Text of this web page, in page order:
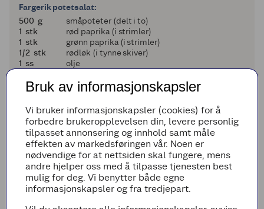
Fargerik potetsalat:
500
500 g
småpoteter (delt i to)
11 stk
rød paprika (i strimler)
11 stk
grønn paprika (i strimler)
en halv
1/2 stk
rødløk (i tynne skiver)
11 ss
olje
Topping:
porsjon
søt sennep
porsjon
ketchup
stk vårløk (finsnittet)
Legg til i handleliste
Bruk av informasjonskapsler
Vi bruker informasjonskapsler (cookies) for å
forbedre brukeropplevelsen din, levere personlig
tilpasset annonsering og innhold samt måle
effekten av markedsføringen vår. Noen er
nødvendige for at nettsiden skal fungere, mens
andre hjelper oss med å tilpasse tjenesten best
mulig for deg. Vi benytter både egne
informasjonskapsler og fra tredjepart.